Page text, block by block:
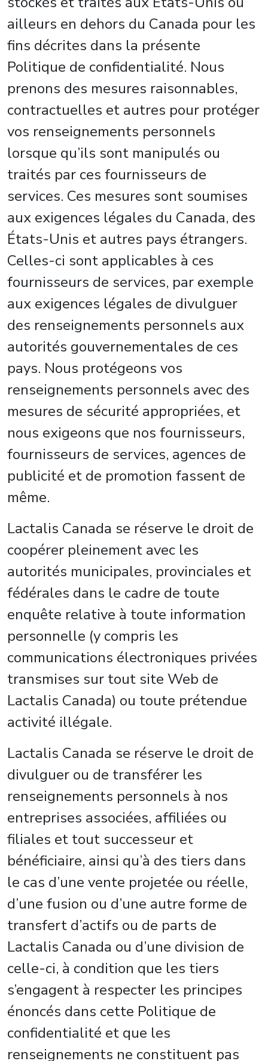
ailleurs en dehors du Canada pour les
fins décrites dans la présente
Politique de confidentialité. Nous
prenons des mesures raisonnables,
contractuelles et autres pour protéger
vos renseignements personnels
lorsque qu’ils sont manipulés ou
traités par ces fournisseurs de
services. Ces mesures sont soumises
aux exigences légales du Canada, des
États-Unis et autres pays étrangers.
Celles-ci sont applicables à ces
fournisseurs de services, par exemple
aux exigences légales de divulguer
des renseignements personnels aux
autorités gouvernementales de ces
pays. Nous protégeons vos
renseignements personnels avec des
mesures de sécurité appropriées, et
nous exigeons que nos fournisseurs,
fournisseurs de services, agences de
publicité et de promotion fassent de
même.
Lactalis Canada se réserve le droit de
coopérer pleinement avec les
autorités municipales, provinciales et
fédérales dans le cadre de toute
enquête relative à toute information
personnelle (y compris les
communications électroniques privées
transmises sur tout site Web de
Lactalis Canada) ou toute prétendue
activité illégale.
Lactalis Canada se réserve le droit de
divulguer ou de transférer les
renseignements personnels à nos
entreprises associées, affiliées ou
filiales et tout successeur et
bénéficiaire, ainsi qu’à des tiers dans
le cas d’une vente projetée ou réelle,
d’une fusion ou d’une autre forme de
transfert d’actifs ou de parts de
Lactalis Canada ou d’une division de
celle-ci, à condition que les tiers
s’engagent à respecter les principes
énoncés dans cette Politique de
confidentialité et que les
renseignements ne constituent pas